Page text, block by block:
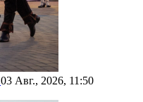
03 Авг., 2026, 11:50